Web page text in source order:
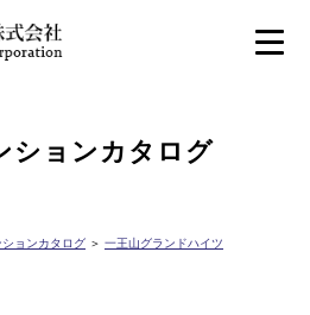
ションカタログ
ョンカタログ ＞ 一王山グランドハイツ